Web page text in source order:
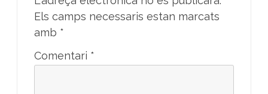
Els camps necessaris estan marcats
amb *
Comentari *